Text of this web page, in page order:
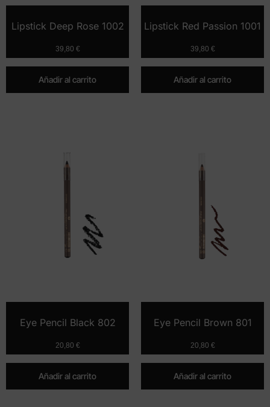
Lipstick Deep Rose 1002
39,80 €
Añadir al carrito
Lipstick Red Passion 1001
39,80 €
Añadir al carrito
Eye Pencil Black 802
20,80 €
Añadir al carrito
Eye Pencil Brown 801
20,80 €
Añadir al carrito